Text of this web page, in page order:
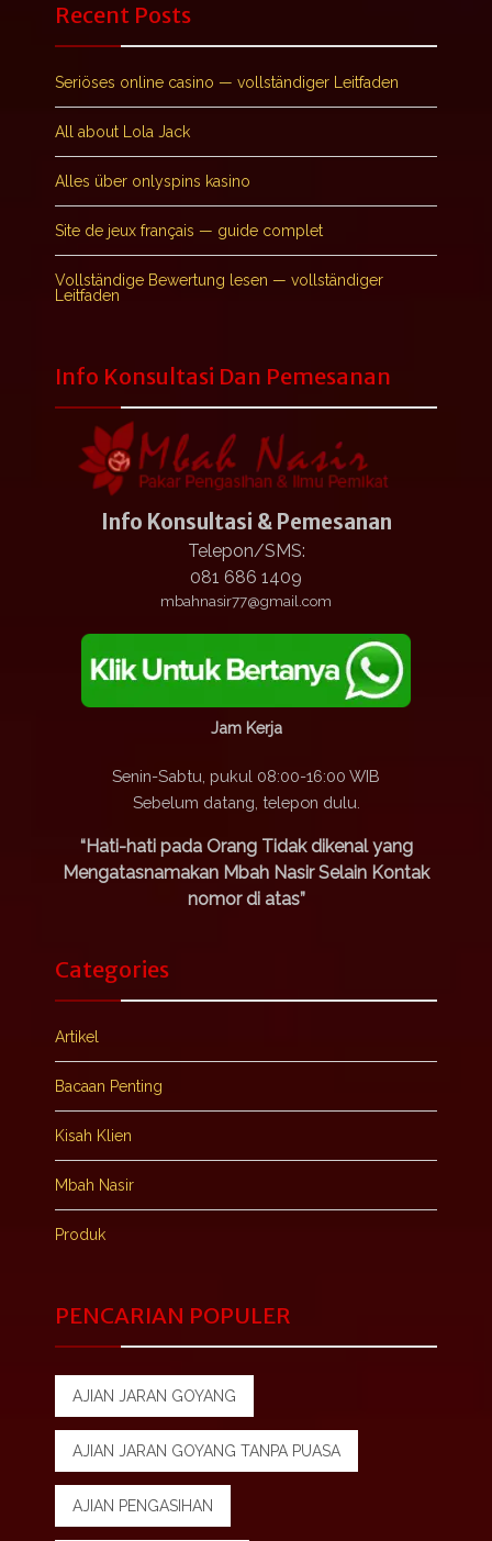
Recent Posts
Seriöses online casino — vollständiger Leitfaden
All about Lola Jack
Alles über onlyspins kasino
Site de jeux français — guide complet
Vollständige Bewertung lesen — vollständiger
Leitfaden
Info Konsultasi Dan Pemesanan
Info Konsultasi & Pemesanan
Telepon/SMS:
081 686 1409
mbahnasir77@gmail.com
Jam Kerja
Senin-Sabtu, pukul 08:00-16:00 WIB
Sebelum datang, telepon dulu.
“Hati-hati pada Orang Tidak dikenal yang
Mengatasnamakan Mbah Nasir Selain Kontak
nomor di atas”
Categories
Artikel
Bacaan Penting
Kisah Klien
Mbah Nasir
Produk
PENCARIAN POPULER
AJIAN JARAN GOYANG
AJIAN JARAN GOYANG TANPA PUASA
AJIAN PENGASIHAN